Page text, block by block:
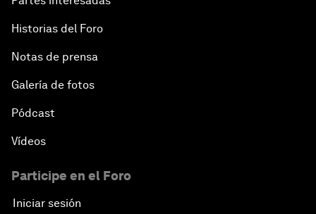
Historias del Foro
Notas de prensa
Galería de fotos
Pódcast
Vídeos
Participe en el Foro
Iniciar sesión